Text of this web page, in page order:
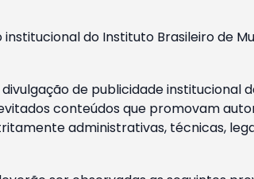
do Instituto Brasileiro de
de publicidade institucional
conteúdos que promovam
administrativas, técnicas,